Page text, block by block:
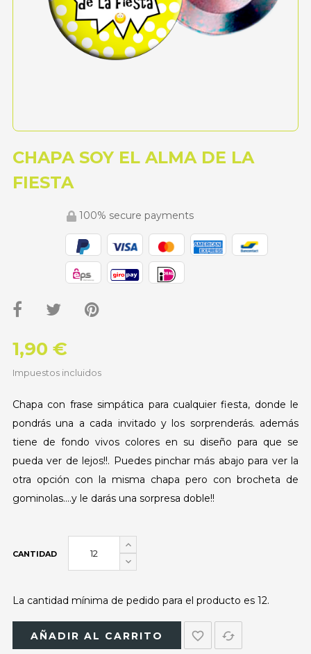
CHAPA SOY EL ALMA DE LA
FIESTA
100% secure payments
1,90 €
Impuestos incluidos
Chapa con frase simpática para cualquier fiesta, donde le
pondrás una a cada invitado y los sorprenderás. además
tiene de fondo vivos colores en su diseño para que se
pueda ver de lejos!!. Puedes pinchar más abajo para ver la
otra opción con la misma chapa pero con brocheta de
gominolas....y le darás una sorpresa doble!!
CANTIDAD
La cantidad mínima de pedido para el producto es 12.
AÑADIR AL CARRITO favorite_border cached